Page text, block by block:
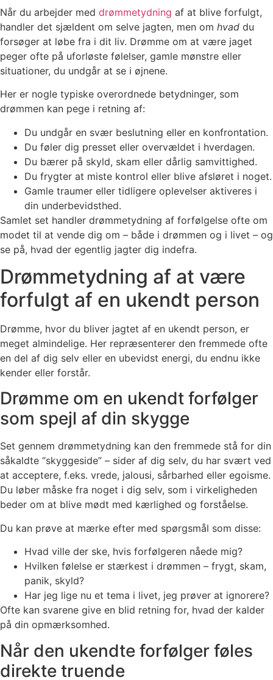
Når du arbejder med drømmetydning af at blive forfulgt,
handler det sjældent om selve jagten, men om hvad du
forsøger at løbe fra i dit liv. Drømme om at være jaget
peger ofte på uforløste følelser, gamle mønstre eller
situationer, du undgår at se i øjnene.
Her er nogle typiske overordnede betydninger, som
drømmen kan pege i retning af:
Du undgår en svær beslutning eller en konfrontation.
Du føler dig presset eller overvældet i hverdagen.
Du bærer på skyld, skam eller dårlig samvittighed.
Du frygter at miste kontrol eller blive afsløret i noget.
Gamle traumer eller tidligere oplevelser aktiveres i
din underbevidsthed.
Samlet set handler drømmetydning af forfølgelse ofte om
modet til at vende dig om – både i drømmen og i livet – og
se på, hvad der egentlig jagter dig indefra.
Drømmetydning af at være
forfulgt af en ukendt person
Drømme, hvor du bliver jagtet af en ukendt person, er
meget almindelige. Her repræsenterer den fremmede ofte
en del af dig selv eller en ubevidst energi, du endnu ikke
kender eller forstår.
Drømme om en ukendt forfølger
som spejl af din skygge
Set gennem drømmetydning kan den fremmede stå for din
såkaldte “skyggeside” – sider af dig selv, du har svært ved
at acceptere, f.eks. vrede, jalousi, sårbarhed eller egoisme.
Du løber måske fra noget i dig selv, som i virkeligheden
beder om at blive mødt med kærlighed og forståelse.
Du kan prøve at mærke efter med spørgsmål som disse:
Hvad ville der ske, hvis forfølgeren nåede mig?
Hvilken følelse er stærkest i drømmen – frygt, skam,
panik, skyld?
Har jeg lige nu et tema i livet, jeg prøver at ignorere?
Ofte kan svarene give en blid retning for, hvad der kalder
på din opmærksomhed.
Når den ukendte forfølger føles
direkte truende